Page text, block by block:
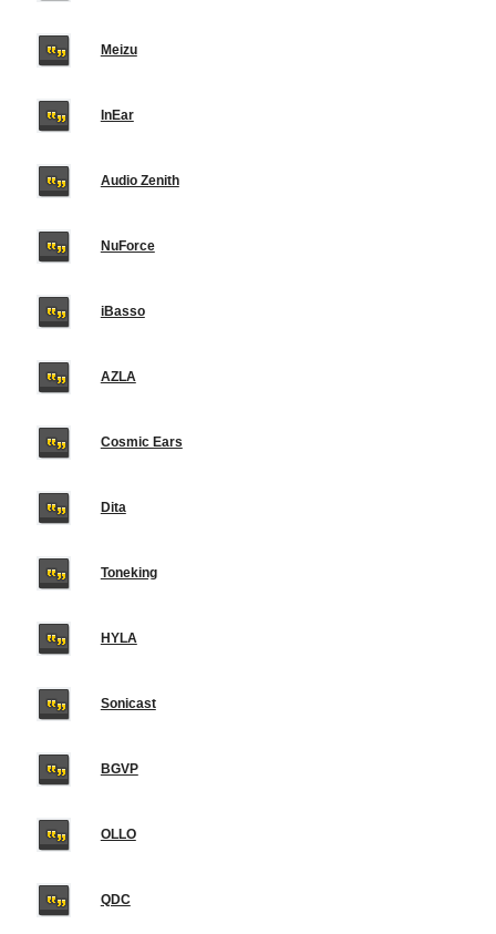
Meizu
InEar
Audio Zenith
NuForce
iBasso
AZLA
Cosmic Ears
Dita
Toneking
HYLA
Sonicast
BGVP
OLLO
QDC